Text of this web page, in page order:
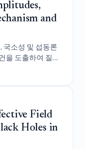
and
국소성 및 섭동론
을 도출하여 질량
의 완전한 구조를
필연적으로 요
장론의 지형을 그
Field
Holes in